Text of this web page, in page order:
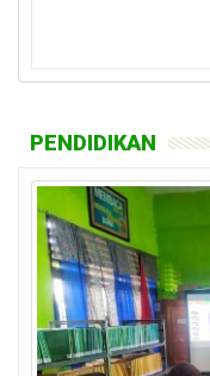
PENDIDIKAN